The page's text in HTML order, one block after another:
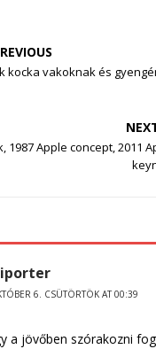
kocka vakoknak és
1987 Apple concept, 2011
6. CSÜTÖRTÖK AT 00:39
a jövőben szórakozni